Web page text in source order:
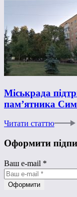
Міськрада
пам’ятника
Читати статтю
Оформити
Ваш e-mail *